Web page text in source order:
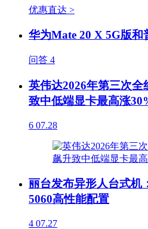
优惠直达 >
华为Mate 20 X 5G版和
问答 4
英伟达2026年第三次
致中低端显卡最高涨
6 07.28
丽台发布异形人台式机
5060高性能配置
4 07.27